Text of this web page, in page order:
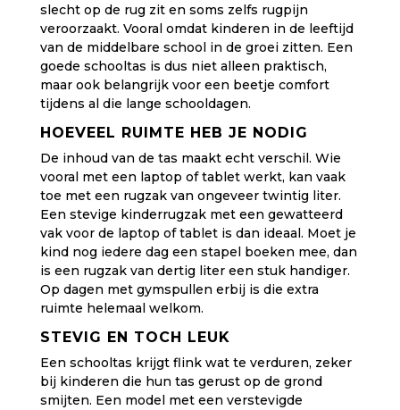
slecht op de rug zit en soms zelfs rugpijn
veroorzaakt. Vooral omdat kinderen in de leeftijd
van de middelbare school in de groei zitten. Een
goede schooltas is dus niet alleen praktisch,
maar ook belangrijk voor een beetje comfort
tijdens al die lange schooldagen.
HOEVEEL RUIMTE HEB JE NODIG
De inhoud van de tas maakt echt verschil. Wie
vooral met een laptop of tablet werkt, kan vaak
toe met een rugzak van ongeveer twintig liter.
Een stevige kinderrugzakmet een gewatteerd
vak voor de laptop of tablet is dan ideaal. Moet je
kind nog iedere dag een stapel boeken mee, dan
is een rugzak van dertig liter een stuk handiger.
Op dagen met gymspullen erbij is die extra
ruimte helemaal welkom.
STEVIG EN TOCH LEUK
Een schooltas krijgt flink wat te verduren, zeker
bij kinderen die hun tas gerust op de grond
smijten. Een model met een verstevigde